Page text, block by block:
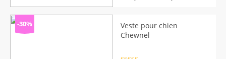
-30%
Veste pour chien
Chewnel